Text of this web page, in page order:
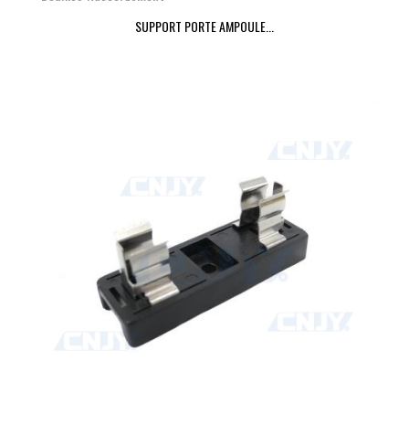
SUPPORT PORTE AMPOULE...